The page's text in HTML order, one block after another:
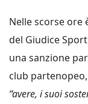
Nelle scorse ore
del Giudice
una sanzione
club
“avere, i suoi